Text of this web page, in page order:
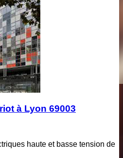
à Lyon 69003
haute et basse tension de